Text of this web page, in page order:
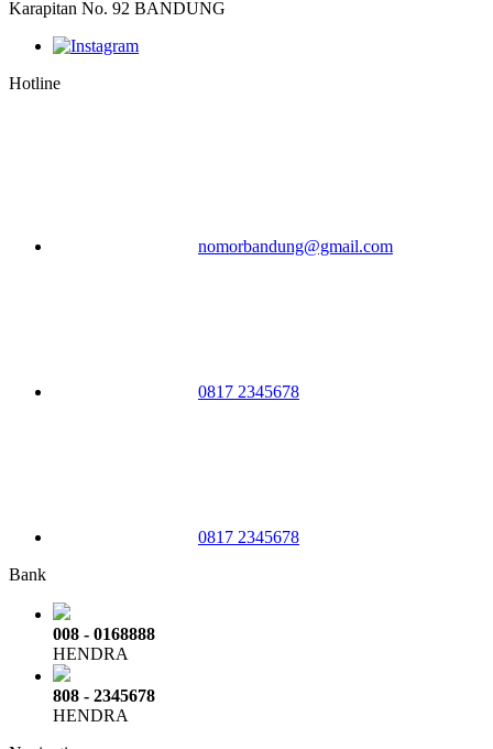
Karapitan No. 92 BANDUNG
Hotline
nomorbandung@gmail.com
0817 2345678
0817 2345678
Bank
008 - 0168888
HENDRA
808 - 2345678
HENDRA